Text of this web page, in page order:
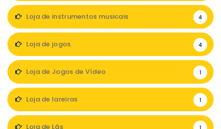
Loja de instrumentos musicais 4
Loja de jogos 4
Loja de Jogos de Vídeo 1
Loja de lareiras 1
Loja de Lãs